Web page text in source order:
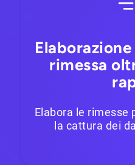
rimessa
Elabora le rimesse
la cattura dei